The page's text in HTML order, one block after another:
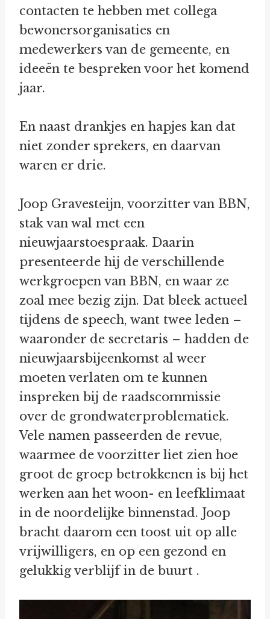
contacten te hebben met collega
bewonersorganisaties en
medewerkers van de gemeente, en
ideeën te bespreken voor het komend
jaar.
En naast drankjes en hapjes kan dat
niet zonder sprekers, en daarvan
waren er drie.
Joop Gravesteijn, voorzitter van BBN,
stak van wal met een
nieuwjaarstoespraak. Daarin
presenteerde hij de verschillende
werkgroepen van BBN, en waar ze
zoal mee bezig zijn. Dat bleek actueel
tijdens de speech, want twee leden –
waaronder de secretaris – hadden de
nieuwjaarsbijeenkomst al weer
moeten verlaten om te kunnen
inspreken bij de raadscommissie
over de grondwaterproblematiek.
Vele namen passeerden de revue,
waarmee de voorzitter liet zien hoe
groot de groep betrokkenen is bij het
werken aan het woon- en leefklimaat
in de noordelijke binnenstad. Joop
bracht daarom een toost uit op alle
vrijwilligers, en op een gezond en
gelukkig verblijf in de buurt .